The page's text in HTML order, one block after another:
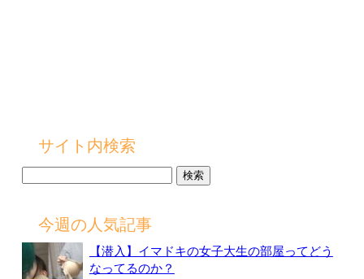
サイト内検索
今週の人気記事
【潜入】イマドキの女子大生の部屋ってどう
なってるのか？